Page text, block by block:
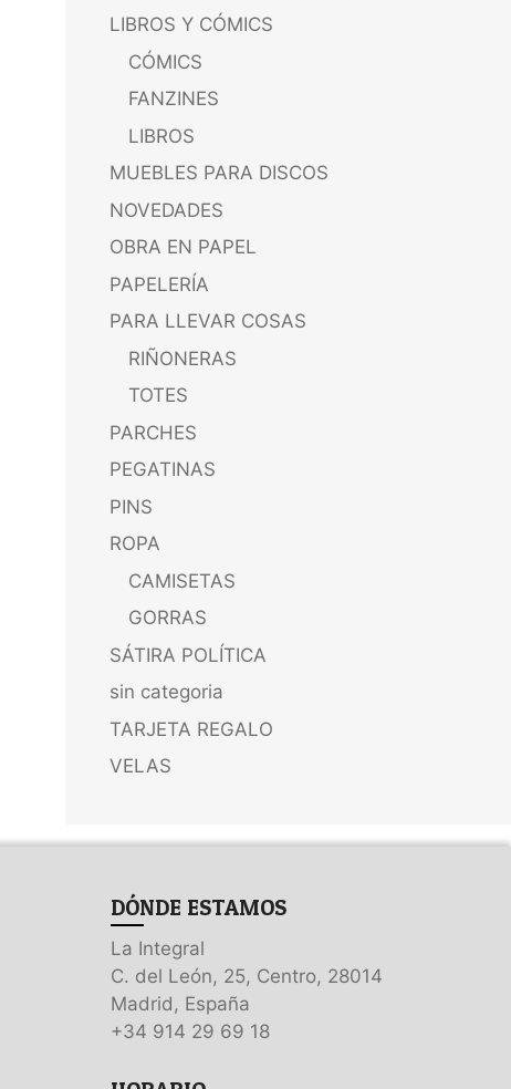
LIBROS Y CÓMICS
CÓMICS
FANZINES
LIBROS
MUEBLES PARA DISCOS
NOVEDADES
OBRA EN PAPEL
PAPELERÍA
PARA LLEVAR COSAS
RIÑONERAS
TOTES
PARCHES
PEGATINAS
PINS
ROPA
CAMISETAS
GORRAS
SÁTIRA POLÍTICA
sin categoria
TARJETA REGALO
VELAS
DÓNDE ESTAMOS
La Integral
C. del León, 25, Centro, 28014
Madrid, España
+34 914 29 69 18